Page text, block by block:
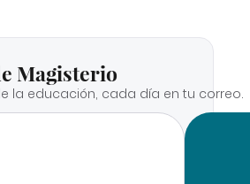
Magisterio
la educación, cada día en tu correo.